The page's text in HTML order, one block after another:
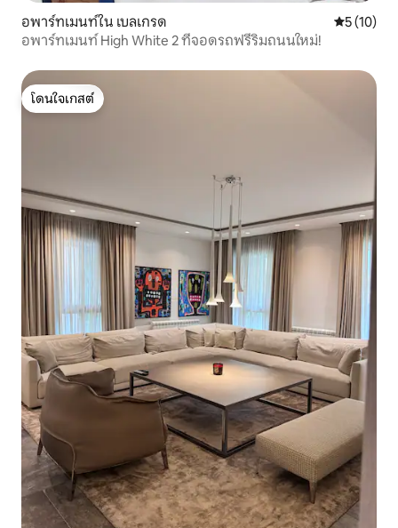
อพาร์ทเมนท์ใน เบลเกรด คะแนนเฉลี่
5 (10)
อพาร์ทเมนท์ High White 2 ที่จอดรถฟรีริมถนนใหม่!
โดนใจเกสต์
โดนใจเกสต์